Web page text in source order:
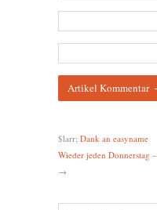
$larr; Dank an easyname
Wieder jeden Donnerstag
→